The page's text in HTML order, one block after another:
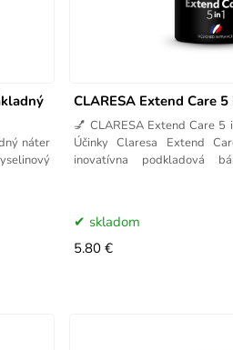
náter
CLARESA Extend Care
💅 CLARESA Extend Care 5
Účinky Claresa Extend
inovatívna podkladová
skladom
5.80 €